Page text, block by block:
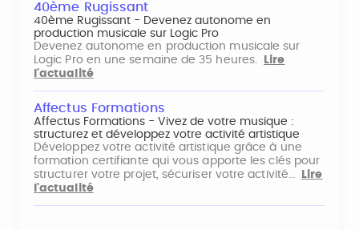
40ème Rugissant
40ème Rugissant - Devenez autonome en
production musicale sur Logic Pro
Devenez autonome en production musicale sur
Logic Pro en une semaine de 35 heures.
Lire
l'actualité
Affectus Formations
Affectus Formations - Vivez de votre musique :
structurez et développez votre activité artistique
Développez votre activité artistique grâce à une
formation certifiante qui vous apporte les clés pour
structurer votre projet, sécuriser votre activité…
Lire
l'actualité